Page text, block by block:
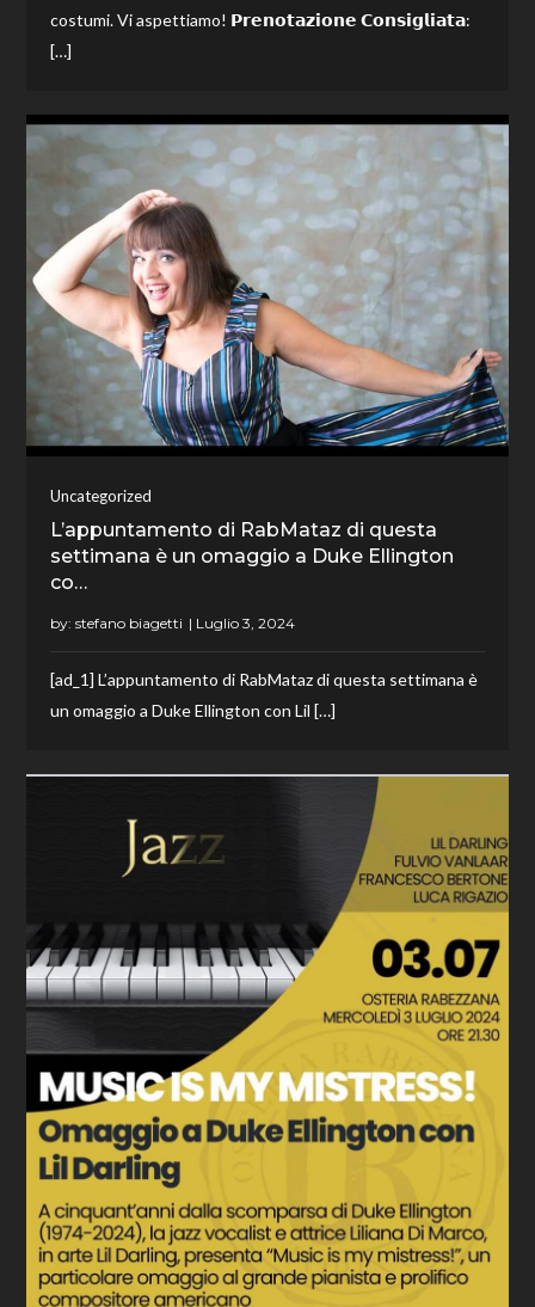
costumi. Vi aspettiamo! 𝗣𝗿𝗲𝗻𝗼𝘁𝗮𝘇𝗶𝗼𝗻𝗲 𝗖𝗼𝗻𝘀𝗶𝗴𝗹𝗶𝗮𝘁𝗮:
[…]
Uncategorized
L’appuntamento di RabMataz di questa
settimana è un omaggio a Duke Ellington
co…
by:stefano biagetti
[ad_1] L’appuntamento di RabMataz di questa settimana è
un omaggio a Duke Ellington con Lil […]